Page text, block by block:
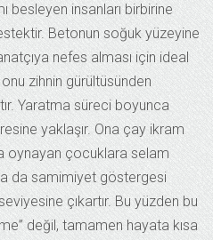
besleyen insanları birbirine
Betonun soğuk yüzeyine
nefes alması için ideal
zihnin gürültüsünden
Yaratma süreci boyunca
yaklaşır. Ona çay ikram
oynayan çocuklara selam
da samimiyet göstergesi
çıkartır. Bu yüzden bu
değil, tamamen hayata kısa